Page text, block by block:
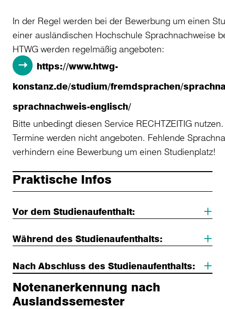
In der Regel werden bei der Bewerbung um einen
einer ausländischen Hochschule Sprachnachweise
HTWG werden regelmäßig angeboten:
https://www.htwg-
konstanz.de/studium/fremdsprachen/
sprachnachweis-englisch/
Bitte unbedingt diesen Service RECHTZEITIG
Termine werden nicht angeboten. Fehlende
verhindern eine Bewerbung um einen Studienplatz!
Praktische Infos
Vor dem Studienaufenthalt:
Während des Studienaufenthalts:
Nach Abschluss des Studienaufenthalts:
Notenanerkennung nach
Auslandssemester